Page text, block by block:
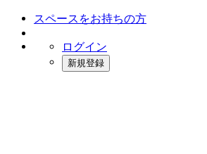
スペースをお持ちの方
ログイン
新規登録